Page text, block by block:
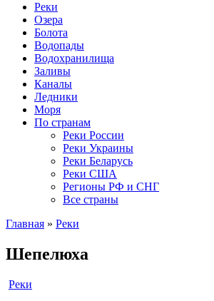
Реки
Озера
Болота
Водопады
Водохранилища
Заливы
Каналы
Ледники
Моря
По странам
Реки России
Реки Украины
Реки Беларусь
Реки США
Регионы РФ и СНГ
Все страны
Главная » Реки
Шепелюха
Реки